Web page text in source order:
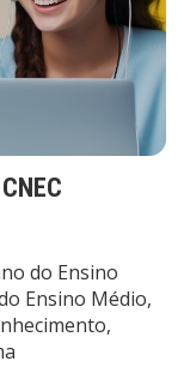
do Ensino
Ensino Médio,